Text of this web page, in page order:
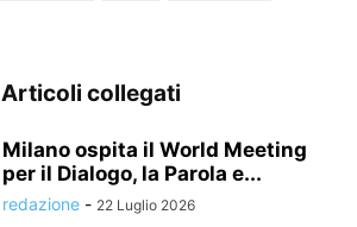
Articoli collegati
Milano ospita il World Meeting
per il Dialogo, la Parola e...
redazione - 22 Luglio 2026